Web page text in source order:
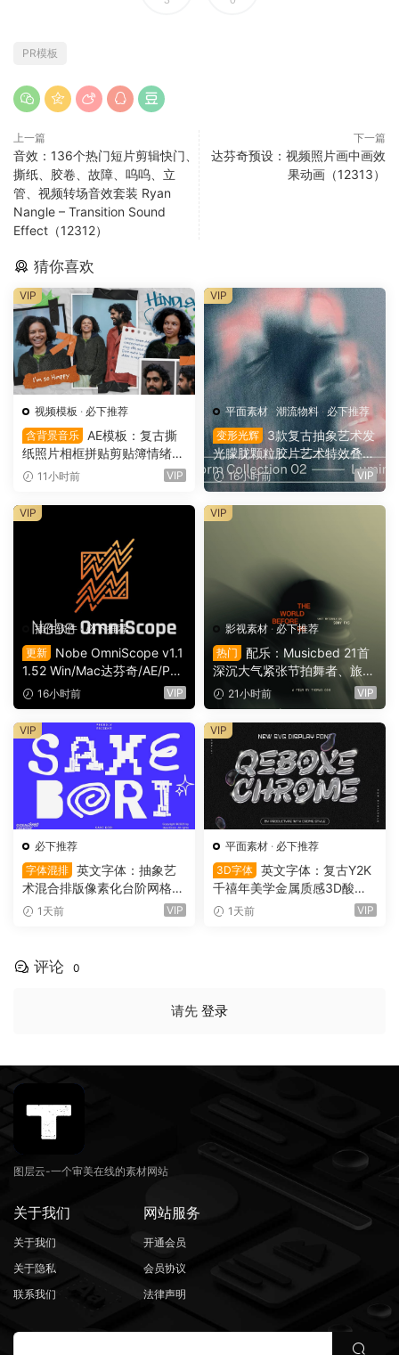
PR模板
上一篇
音效：136个热门短片剪辑快门、
撕纸、胶卷、故障、呜呜、立
管、视频转场音效套装 Ryan
Nangle – Transition Sound
Effect（12312）
下一篇
达芬奇预设：视频照片画中画效
果动画（12313）
猜你喜欢
视频模板 · 必下推荐
含背景音乐
AE模板：复古撕
纸照片相框拼贴剪贴簿情绪板
旅游日记手账电影VLOG短片
11小时前 VIP
VIP
平面素材 · 潮流物料 · 必下推荐
变形光辉
3款复古抽象艺术发
光朦胧颗粒胶片艺术特效叠加
PSD特效样机组合 Orbyt Stu
dio – Transform Collection 0
2 – Luminous（16162）
16小时前 VIP
VIP
插件软件 ·必下推荐
更新
Nobe OmniScope v1.1
1.52 Win/Mac达芬奇/AE/PR/
OFX视频调色万能示波器插件
（9753）
16小时前 VIP
VIP
影视素材 ·必下推荐
热门
配乐：Musicbed 21首
深沉大气紧张节拍舞者、旅行
场景商业电影广告宣传配乐B
GM视频背景音乐素材（1616
1）
21小时前 VIP
VIP
必下推荐
字体混排 英文字体：抽象艺
术混合排版像素化台阶网格状
手绘螺旋有机曲线版面设计封
1天前 VIP
VIP
平面素材 · 必下推荐
3D字体 英文字体：复古Y2K
千禧年美学金属质感3D酸性
镀铬文字LOGO标题封面海报
1天前 VIP
VIP
评论 0
请先 登录
图层云-一个审美在线的素材网站
关于我们
关于我们
关于隐私
联系我们
网站服务
开通会员
会员协议
法律声明